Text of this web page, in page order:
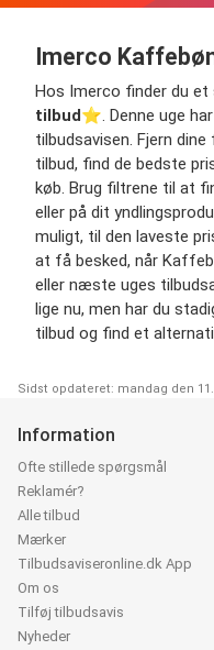
Imerco
Hos Imerco finder du
tilbud⭐️. Denne uge
tilbudsavisen. Fjern
tilbud, find de bedste
køb. Brug filtrene til at
eller på dit
muligt, til den laveste
at få besked, når
eller næste uges
lige nu, men har du
tilbud og find et
Sidst opdateret: mandag den
Information
Ofte stillede spørgsmål
Reklamér?
Alle tilbud
Mærker
Tilbudsaviseronline.dk App
Om os
Tilføj tilbudsavis
Nyheder